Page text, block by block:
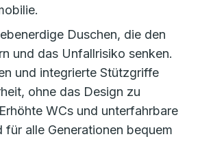
Duschen, die den
und das Unfallrisiko senken.
und integrierte Stützgriffe
ohne das Design zu
WCs und unterfahrbare
für alle Generationen bequem